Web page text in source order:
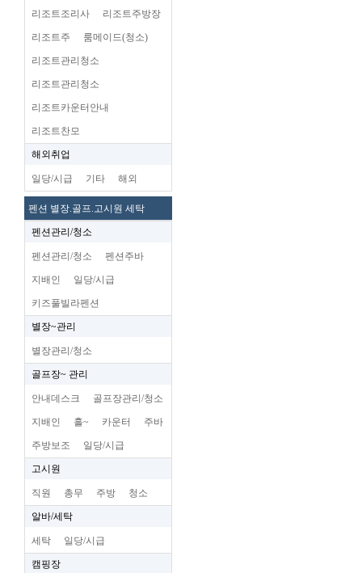
리조트조리사 리조트주방장
리조트주 룸메이드(청소)
리조트관리청소
리조트관리청소
리조트카운터안내
리조트찬모
해외취업
일당/시급 기타 해외
펜션 별장.골프.고시원 세탁
펜션관리/청소
펜션관리/청소 펜션주바
지배인 일당/시급
키즈풀빌라펜션
별장~관리
별장관리/청소
골프장~ 관리
안내데스크 골프장관리/청소
지배인 홀~ 카운터 주바
주방보조 일당/시급
고시원
직원 총무 주방 청소
알바/세탁
세탁 일당/시급
캠핑장